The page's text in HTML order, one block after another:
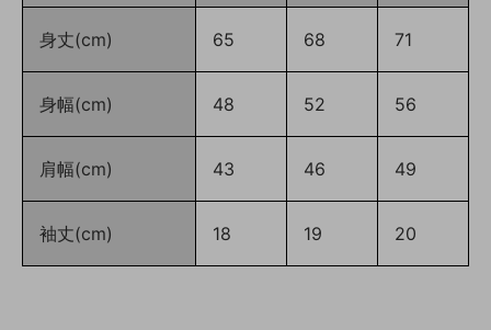
身丈(cm) 65 68 71
身幅(cm) 48 52 56
肩幅(cm) 43 46 49
袖丈(cm) 18 19 20